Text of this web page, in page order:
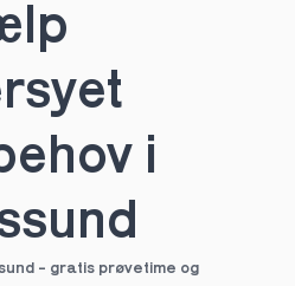
i
- gratis prøvetime og